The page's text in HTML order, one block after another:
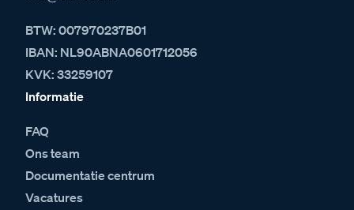
BTW: 007970237B01
IBAN: NL90ABNA0601712056
KVK: 33259107
Informatie
FAQ
Ons team
Documentatie centrum
Vacatures